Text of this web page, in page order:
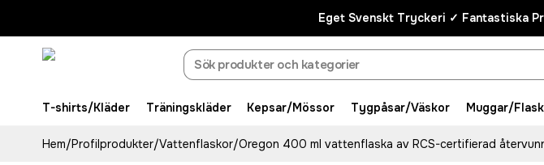
Eget Svenskt Tryckeri ✓ Fantastiska
T-shirts/Kläder Träningskläder Kepsar/Mössor Tygpåsar/Väskor Muggar/
Hem/Profilprodukter/Vattenflaskor/Oregon 400 ml vattenflaska av RCS-certifierad